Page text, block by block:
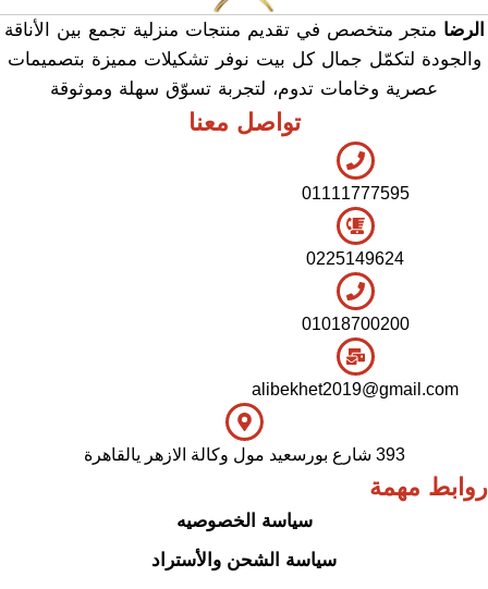
01111777595
0225149624
01018700200
الرضا متجر متخصص في تقديم منتجات منزلية تجمع بين الأناقة
والجودة لتكمّل جمال كل بيت نوفر تشكيلات مميزة بتصميمات
عصرية وخامات تدوم، لتجربة تسوّق سهلة وموثوقة
تواصل معنا
روابط مهمة
سياسة الخصوصيه
سياسة الشحن والأستراد
alibekhet2019@gmail.com
393 شارع بورسعيد مول وكالة الازهر يالقاهرة